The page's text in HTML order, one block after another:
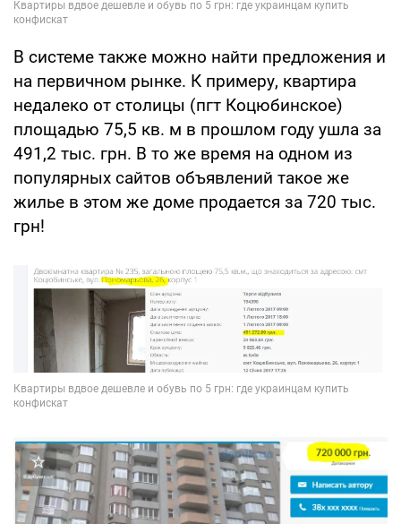
В системе также можно найти предложения и
на первичном рынке. К примеру, квартира
недалеко от столицы (пгт Коцюбинское)
площадью 75,5 кв. м в прошлом году ушла за
491,2 тыс. грн. В то же время на одном из
популярных сайтов объявлений такое же
жилье в этом же доме продается за 720 тыс.
грн!